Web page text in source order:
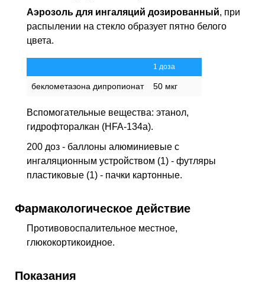
Аэрозоль для ингаляций дозированный, при
распылении на стекло образует пятно белого
цвета.
1 доза
беклометазона дипропионат 50 мкг
Вспомогательные вещества: этанол,
гидрофторалкан (HFA-134a).
200 доз - баллоны алюминиевые с
ингаляционным устройством (1) - футляры
пластиковые (1) - пачки картонные.
Фармакологическое действие
Противовоспалительное местное,
глюкокортикоидное.
Показания